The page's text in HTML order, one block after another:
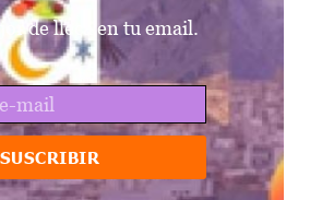
de lleca en tu email.
SUSCRIBIR